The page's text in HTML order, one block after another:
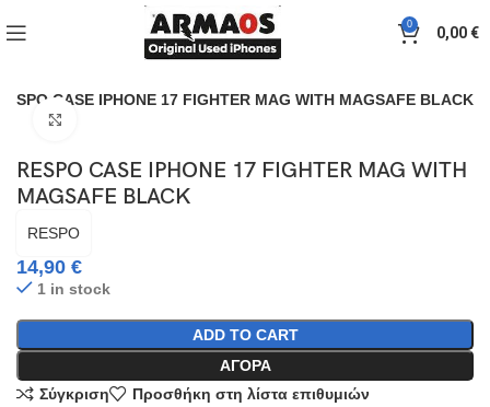
0 0,00€
CASE IPHONE 17 FIGHTER MAG WITH MAGSAFE BLACK
RESPO CASE IPHONE 17 FIGHTER MAG WITH
MAGSAFE BLACK
RESPO
14,90€
1 in stock
ADD TO CART
ΑΓΟΡΆ
Σύγκριση
Προσθήκη στη λίστα επιθυμιών